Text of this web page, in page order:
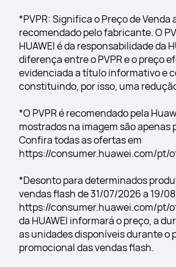
*PVPR: Significa o Preço de Venda
recomendado pelo fabricante. O
HUAWEI é da responsabilidade da
diferença entre o PVPR e o preço
evidenciada a título informativo e
constituindo, por isso, uma
*O PVPR é recomendado pela
mostrados na imagem são apenas
Confira todas as ofertas em
https://consumer.huawei.com/pt/
*Desonto para determinados
vendas flash de 31/07/2026 a 19/
https://consumer.huawei.com/pt/
da HUAWEI informará o preço, a
as unidades disponíveis durante o
promocional das vendas flash.